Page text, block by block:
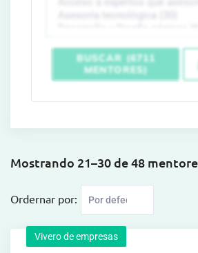
BUSCAR (6711
MENTORES)
Mostrando 21–30 de 48
Ordernar por:
Vivero de empresas